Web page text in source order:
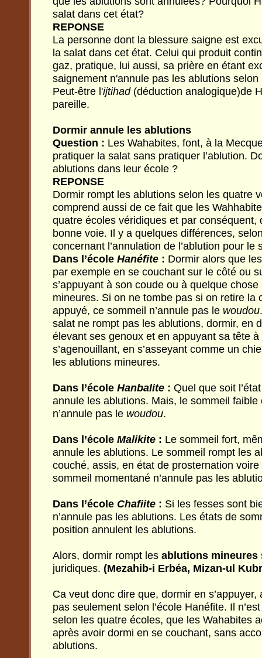
salat dans cet état?
REPONSE
La personne dont la blessure saigne est
la salat dans cet état. Celui qui produit
gaz, pratique, lui aussi, sa prière en étant
saignement n'annule pas les ablutions
Peut-être l'ijtihad(déduction analogique)de
pareille.
Dormir annule les ablutions
Question : Les Wahabites, font, à la
pratiquer la salat sans pratiquer l’ablution.
ablutions dans leur école ?
REPONSE
Dormir rompt les ablutions selon les quatre
comprend aussi de ce fait que les
quatre écoles véridiques et par conséquent,
bonne voie. Il y a quelques différences,
concernant l’annulation de l’ablution pour le
Dans l’école Hanéfite : Dormir alors que
par exemple en se couchant sur le côté ou
s’appuyant à son coude ou à quelque
mineures. Si on ne tombe pas si on retire la
appuyé, ce sommeil n’annule pas le woudou
salat ne rompt pas les ablutions, dormir, en
élevant ses genoux et en appuyant sa tête
s’agenouillant, en s’asseyant comme un
les ablutions mineures.
Dans l’école Hanbalite : Quel que soit
annule les ablutions. Mais, le sommeil faible
n’annule pas le woudou.
Dans l’école Malikite : Le sommeil fort,
annule les ablutions. Le sommeil rompt les
couché, assis, en état de prosternation
sommeil momentané n’annule pas les
Dans l’école Chafiite : Si les fesses sont
n’annule pas les ablutions. Les états de
position annulent les ablutions.
Alors, dormir rompt les ablutions mineures
juridiques. (Mezahib-i Erbéa, Mizan-ul
Ca veut donc dire que, dormir en
pas seulement selon l’école Hanéfite. Il
selon les quatre écoles, que les Wahabites
après avoir dormi en se couchant, sans
ablutions.